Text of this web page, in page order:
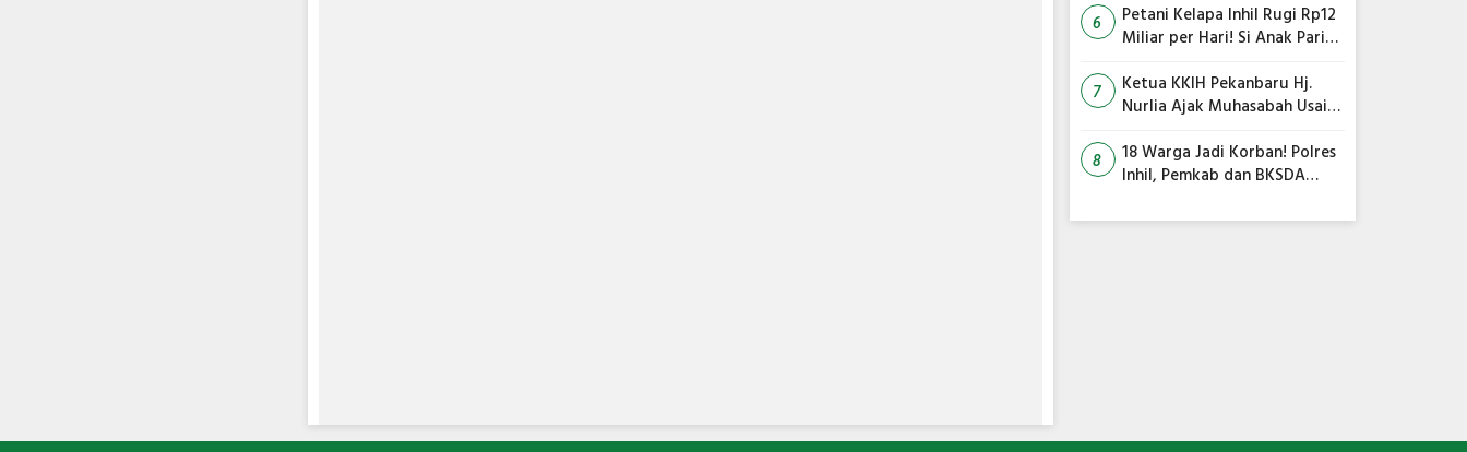
Utama
6
Petani Kelapa Inhil Rugi Rp12
Miliar per Hari! Si Anak Parit
Terus Anjlok
7
Ketua KKIH Pekanbaru Hj.
Nurlia Ajak Muhasabah Usai
Serangan Monyet di
Tembilahan
8
18 Warga Jadi Korban! Polres
Inhil, Pemkab dan BKSDA
Peneror Tembilahan